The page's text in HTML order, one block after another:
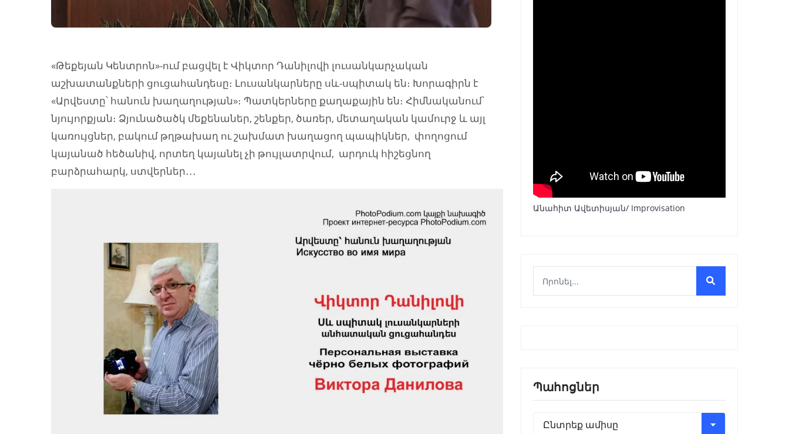
«Թեքեյան Կենտրոն»-ում բացվել է Վիկտոր Դանիլովի լուսանկարչական
աշխատանքների ցուցահանդեսը։ Լուսանկարները սև-սպիտակ են։ Խորագիրն է
«Արվեստը՝ հանուն խաղաղության»։ Պատկերները քաղաքային են։ Հիմնականում՝
նյույորքյան։ Ձյունածածկ մեքենաներ, շենքեր, ծառեր, մետաղական կամուրջ և այլ
կառույցներ, բակում թղթախաղ ու շախմատ խաղացող պապիկներ, փողոցում
կայանած հեծանիվ, որտեղ կայանել չի թույլատրվում, արդուկ հիշեցնող
բարձրահարկ, ստվերներ․․․
Անահիտ Ավետիսյան/ Improvisation
Պահոցներ